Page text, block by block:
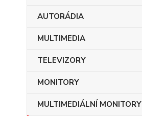
AUTORÁDIA
MULTIMEDIA
TELEVIZORY
MONITORY
MULTIMEDIÁLNÍ MONITORY